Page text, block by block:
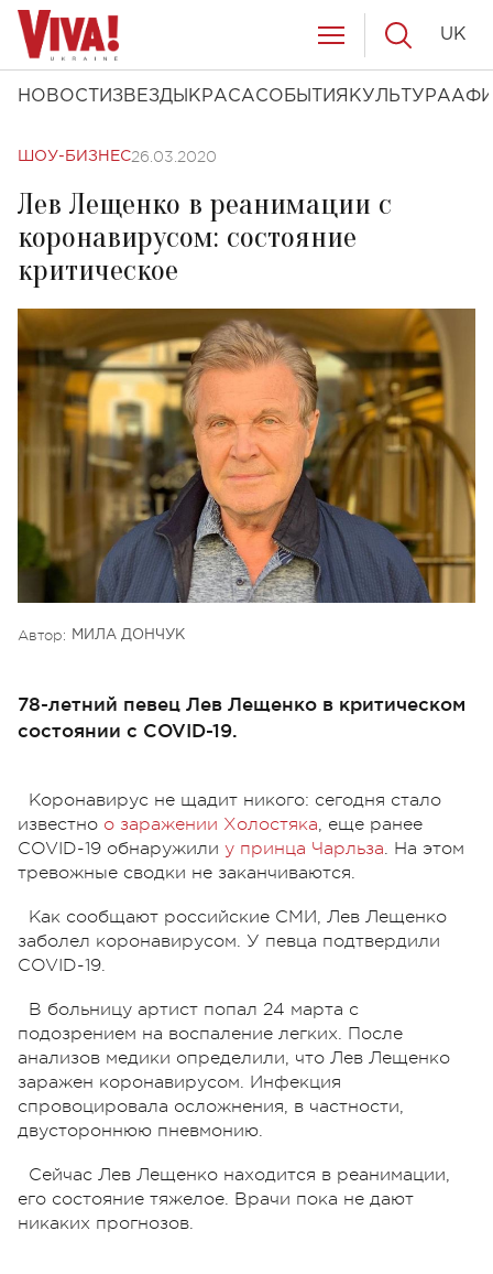
НОВОСТИ ЗВЕЗДЫ КРАСАСОБЫТИЯ КУЛЬТУРА
UK
ШОУ-БИЗНЕС26.03.2020
Лев Лещенко в реанимации с
коронавирусом: состояние
критическое
Автор: МИЛА ДОНЧУК
78-летний певец Лев Лещенко в критическом
состоянии с COVID-19.
Коронавирус не щадит никого: сегодня стало
известно о заражении Холостяка, еще ранее
COVID-19 обнаружили у принца Чарльза. На этом
тревожные сводки не заканчиваются.
Как сообщают российские СМИ, Лев Лещенко
заболел коронавирусом. У певца подтвердили
COVID-19.
В больницу артист попал 24 марта с
подозрением на воспаление легких. После
анализов медики определили, что Лев Лещенко
заражен коронавирусом. Инфекция
спровоцировала осложнения, в частности,
двустороннюю пневмонию.
Сейчас Лев Лещенко находится в реанимации,
его состояние тяжелое. Врачи пока не дают
никаких прогнозов.